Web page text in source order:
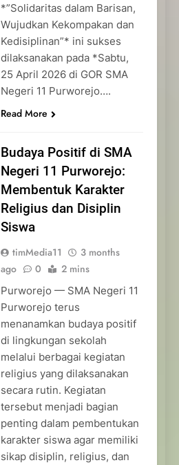
*”Solidaritas dalam Barisan,
Wujudkan Kekompakan dan
Kedisiplinan”* ini sukses
dilaksanakan pada *Sabtu,
25 April 2026 di GOR SMA
Negeri 11 Purworejo….
Read More
Budaya Positif di SMA
Negeri 11 Purworejo:
Membentuk Karakter
Religius dan Disiplin
Siswa
timMedia11
3 months
ago
0 2 mins
Purworejo — SMA Negeri 11
Purworejo terus
menanamkan budaya positif
di lingkungan sekolah
melalui berbagai kegiatan
religius yang dilaksanakan
secara rutin. Kegiatan
tersebut menjadi bagian
penting dalam pembentukan
karakter siswa agar memiliki
sikap disiplin, religius, dan